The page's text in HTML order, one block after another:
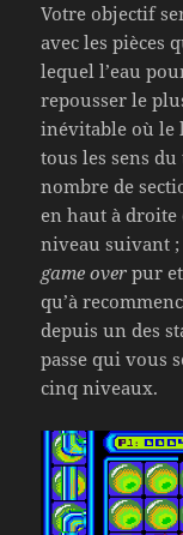
Votre objectif
avec les pièces
lequel l’eau
repousser le
inévitable où le
tous les sens
nombre de
en haut à droite
niveau suivant ;
game over pur
qu’à
depuis un des
passe qui vous
cinq niveaux.